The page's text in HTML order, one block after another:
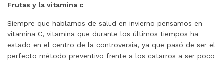
Frutas y la vitamina c
Siempre que hablamos de salud en invierno pensamos en
vitamina C, vitamina que durante los últimos tiempos ha
estado en el centro de la controversia, ya que pasó de ser el
perfecto método preventivo frente a los catarros a ser poco